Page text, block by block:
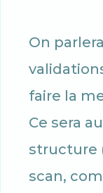
On
faire la
Ce sera
structure
scan,